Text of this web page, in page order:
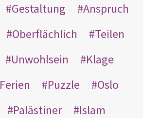
Gestaltung
Anspruch
Oberflächlich
Teilen
Unwohlsein
Klage
Ferien Puzzle
Oslo
Palästiner
Islam